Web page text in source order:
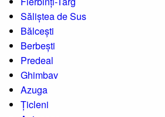
Săliștea de Sus
Bălcești
Berbești
Predeal
Ghimbav
Azuga
Țicleni